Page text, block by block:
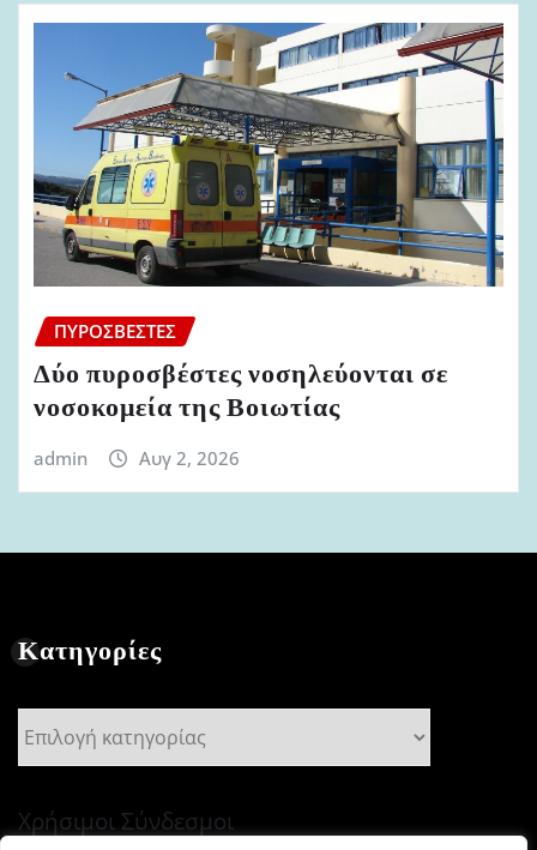
ΠΥΡΟΣΒΈΣΤΕΣ
Δύο πυροσβέστες νοσηλεύονται σε
νοσοκομεία της Βοιωτίας
admin Αυγ 2, 2026
Κατηγορίες
Κατηγορίες
Χρήσιμοι Σύνδεσμοι